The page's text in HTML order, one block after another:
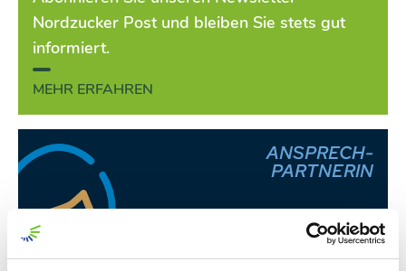
Nordzucker Post und bleiben Sie stets gut
informiert.
MEHR ERFAHREN
ANSPRECH-
PARTNERIN